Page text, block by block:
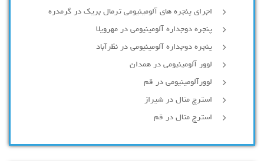
اجرای پنجره های آلومینیومی ترمال بریک در گرمدره
پنجره دوجداره آلومینیومی در مهرویلا
پنجره دوجداره آلومینیومی در نظرآباد
لوور آلومینیومی در همدان
لوورآلومینیومی در قم
استرچ متال در شیراز
استرچ متال در قم